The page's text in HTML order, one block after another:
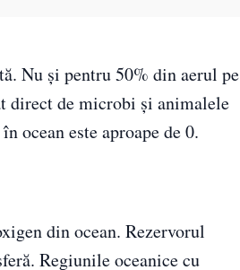
Nu și pentru 50% din aerul pe
direct de microbi și animalele
ocean este aproape de 0.
din ocean. Rezervorul
Regiunile oceanice cu